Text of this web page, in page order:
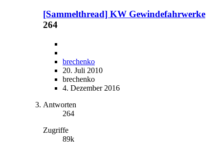
[Sammelthread] KW Gewindefahrwerke
264
brechenko
20. Juli 2010
brechenko
4. Dezember 2016
Antworten
264
Zugriffe
89k